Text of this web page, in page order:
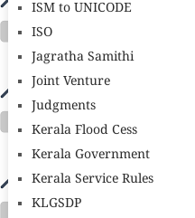
ISM to UNICODE
ISO
Jagratha Samithi
Joint Venture
Judgments
Kerala Flood Cess
Kerala Government
Kerala Service Rules
KLGSDP